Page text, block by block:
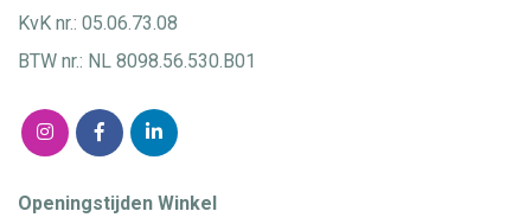
KvK nr.: 05.06.73.08
BTW nr.: NL 8098.56.530.B01
Openingstijden Winkel